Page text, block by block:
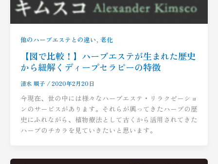
他のハーブエステとの違い, 老化
【図で比較！】ハーブエステが生まれた歴史
から紐解くディープセラピーの特徴
清水 順子 /2020年2月20日
今現在、世の中には様々なハーブエステ・リラクゼーショ
ンのサービスがあります。それらが興ってきたハーブの歴
史にふれながら、植物療法として古くから活用されてきた
ハーブのチカラを見ていきたいと思います。